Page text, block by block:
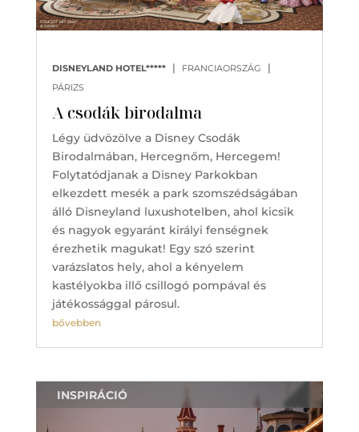
A csodák birodalma
DISNEYLAND HOTEL***** | FRANCIAORSZÁG |
PÁRIZS
Légy üdvözölve a Disney Csodák
Birodalmában, Hercegnőm, Hercegem!
Folytatódjanak a Disney Parkokban
elkezdett mesék a park szomszédságában
álló Disneyland luxushotelben, ahol kicsik
és nagyok egyaránt királyi fenségnek
érezhetik magukat! Egy szó szerint
varázslatos hely, ahol a kényelem
kastélyokba illő csillogó pompával és
játékossággal párosul.
bővebben
INSPIRÁCIÓ